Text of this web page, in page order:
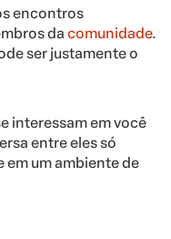
encontros
da comunidade.
ser justamente o
interessam em você
entre eles só
em um ambiente de